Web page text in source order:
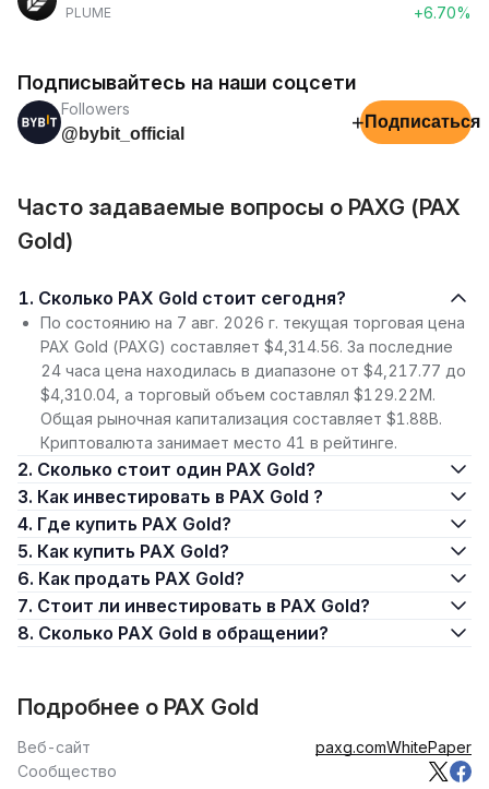
PLUME
+6.70%
Подписывайтесь на наши соцсети
Followers
@bybit_official
+ Подписаться
Часто задаваемые вопросы о PAXG (PAX
Gold)
1. Сколько PAX Gold стоит сегодня?
По состоянию на 7 авг. 2026 г. текущая торговая цена
PAX Gold (PAXG) составляет $4,314.56. За последние
24 часа цена находилась в диапазоне от $4,217.77 до
$4,310.04, а торговый объем составлял $129.22M.
Общая рыночная капитализация составляет $1.88B.
Криптовалюта занимает место 41 в рейтинге.
2. Сколько стоит один PAX Gold?
3. Как инвестировать в PAX Gold ?
4. Где купить PAX Gold?
5. Как купить PAX Gold?
6. Как продать PAX Gold?
7. Стоит ли инвестировать в PAX Gold?
8. Сколько PAX Gold в обращении?
Подробнее о PAX Gold
Веб-сайт paxg.comWhitePaper
Сообщество